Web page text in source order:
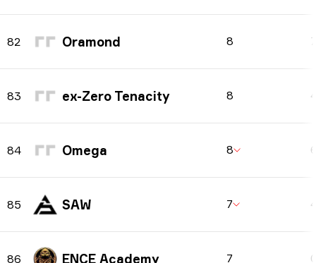
82 Oramond 8
83 ex-Zero Tenacity 8
84 Omega 8
85 SAW 7
86 ENCE Academy 7